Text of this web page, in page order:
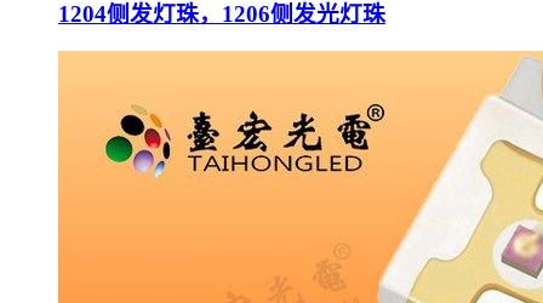
1204侧发灯珠，1206侧发光灯珠